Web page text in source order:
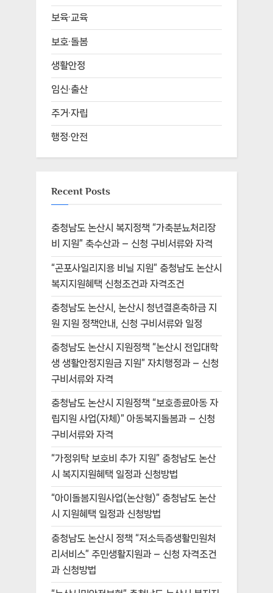
보육·교육
보호·돌봄
생활안정
임신·출산
주거·자립
행정·안전
Recent Posts
충청남도 논산시 복지정책 “가축분뇨처리장
비 지원” 축수산과 – 신청 구비서류와 자격
“곤포사일리지용 비닐 지원” 충청남도 논산시
복지지원혜택 신청조건과 자격조건
충청남도 논산시, 논산시 청년결혼축하금 지
원 지원 정책안내, 신청 구비서류와 일정
충청남도 논산시 지원정책 “논산시 전입대학
생 생활안정지원금 지원” 자치행정과 – 신청
구비서류와 자격
충청남도 논산시 지원정책 “보호종료아동 자
립지원 사업(자체)” 아동복지돌봄과 – 신청
구비서류와 자격
“가정위탁 보호비 추가 지원” 충청남도 논산
시 복지지원혜택 일정과 신청방법
“아이돌봄지원사업(논산형)” 충청남도 논산
시 지원혜택 일정과 신청방법
충청남도 논산시 정책 “저소득층생활민원처
리서비스” 주민생활지원과 – 신청 자격조건
과 신청방법